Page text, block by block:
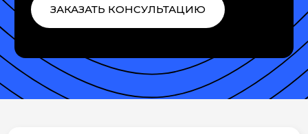
ЗАКАЗАТЬ КОНСУЛЬТАЦИЮ